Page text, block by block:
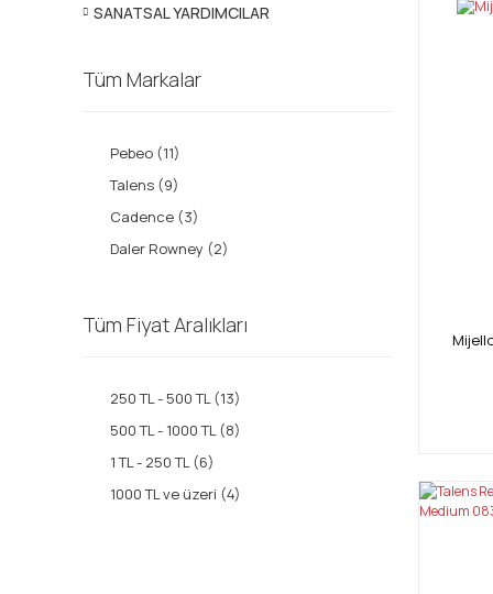
SANATSAL YARDIMCILAR
Tüm Markalar
Pebeo (11)
Talens (9)
Cadence (3)
Daler Rowney (2)
Mijello (1)
Tüm Fiyat Aralıkları
250 TL - 500 TL (13)
500 TL - 1000 TL (8)
1 TL - 250 TL (6)
1000 TL ve üzeri (4)